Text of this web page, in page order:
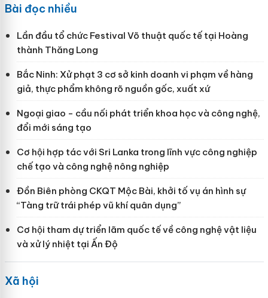
Bài đọc nhiều
Lần đầu tổ chức Festival Võ thuật quốc tế tại Hoàng
thành Thăng Long
Bắc Ninh: Xử phạt 3 cơ sở kinh doanh vi phạm về hàng
giả, thực phẩm không rõ nguồn gốc, xuất xứ
Ngoại giao - cầu nối phát triển khoa học và công nghệ,
đổi mới sáng tạo
Cơ hội hợp tác với Sri Lanka trong lĩnh vực công nghiệp
chế tạo và công nghệ nông nghiệp
Đồn Biên phòng CKQT Mộc Bài, khởi tố vụ án hình sự
“Tàng trữ trái phép vũ khí quân dụng”
Cơ hội tham dự triển lãm quốc tế về công nghệ vật liệu
và xử lý nhiệt tại Ấn Độ
Xã hội